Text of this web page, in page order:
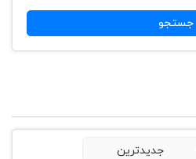
جستجو
جدیدترین